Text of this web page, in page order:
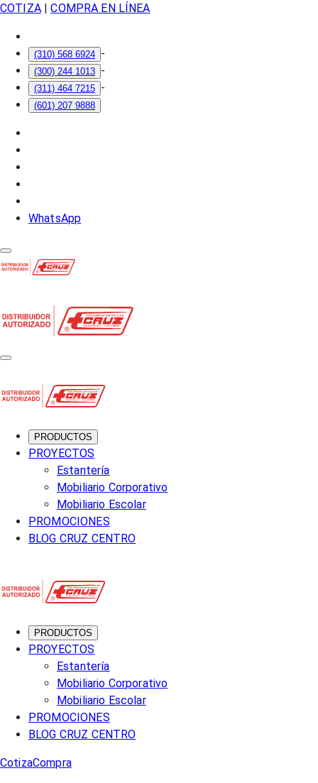
COTIZA| COMPRA EN LÍNEA
(310) 568 6924 -
(300) 244 1013 -
(311) 464 7215 -
(601) 207 9888
WhatsApp
PRODUCTOS
PROYECTOS
Estantería
Mobiliario Corporativo
Mobiliario Escolar
PROMOCIONES
BLOG CRUZ CENTRO
PRODUCTOS
PROYECTOS
Estantería
Mobiliario Corporativo
Mobiliario Escolar
PROMOCIONES
BLOG CRUZ CENTRO
CotizaCompra